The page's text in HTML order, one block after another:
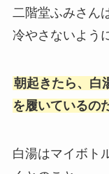
二階堂ふみさん
冷やさないよう
朝起きたら、白
を履いているの
白湯はマイボト